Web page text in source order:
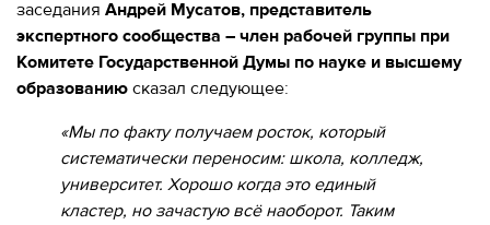
заседания Андрей Мусатов, представитель
экспертного сообщества – член рабочей группы при
Комитете Государственной Думы по науке и высшему
образованию сказал следующее:
«Мы по факту получаем росток, который
систематически переносим: школа, колледж,
университет. Хорошо когда это единый
кластер, но зачастую всё наоборот. Таким